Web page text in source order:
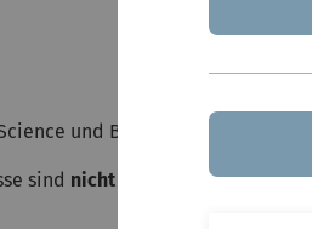
und Business Analytics“
sind nicht notwendig.